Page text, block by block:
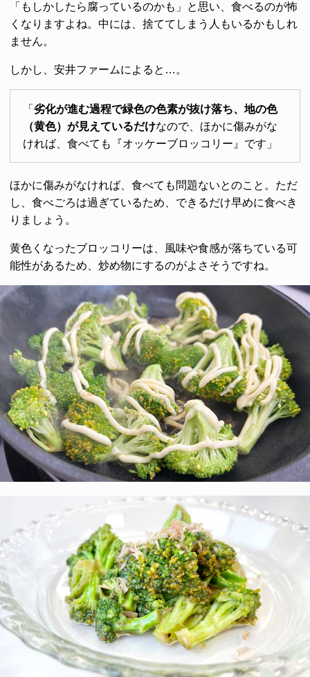
「もしかしたら腐っているのかも」と思い、食べるのが怖
くなりますよね。中には、捨ててしまう人もいるかもしれ
ません。
しかし、安井ファームによると…。
「 劣化が進む過程で緑色の色素が抜け落ち、地の色
（黄色）が見えているだけなので、ほかに傷みがな
ければ、食べても『オッケーブロッコリー』です」
ほかに傷みがなければ、食べても問題ないとのこと。ただ
し、食べごろは過ぎているため、できるだけ早めに食べき
りましょう。
黄色くなったブロッコリーは、風味や食感が落ちている可
能性があるため、炒め物にするのがよさそうですね。